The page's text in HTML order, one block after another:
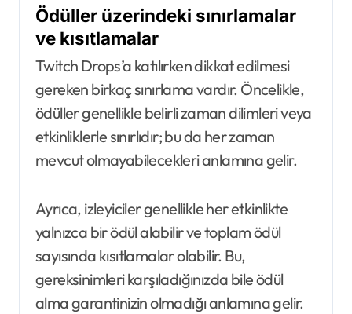
Ödüller üzerindeki sınırlamalar
ve kısıtlamalar
Twitch Drops’a katılırken dikkat edilmesi
gereken birkaç sınırlama vardır. Öncelikle,
ödüller genellikle belirli zaman dilimleri veya
etkinliklerle sınırlıdır; bu da her zaman
mevcut olmayabilecekleri anlamına gelir.
Ayrıca, izleyiciler genellikle her etkinlikte
yalnızca bir ödül alabilir ve toplam ödül
sayısında kısıtlamalar olabilir. Bu,
gereksinimleri karşıladığınızda bile ödül
alma garantinizin olmadığı anlamına gelir.